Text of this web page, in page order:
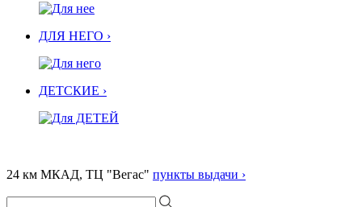
ДЛЯ НЕГО ›
ДЕТСКИЕ ›
24 км МКАД, ТЦ "Вегас" пункты выдачи ›